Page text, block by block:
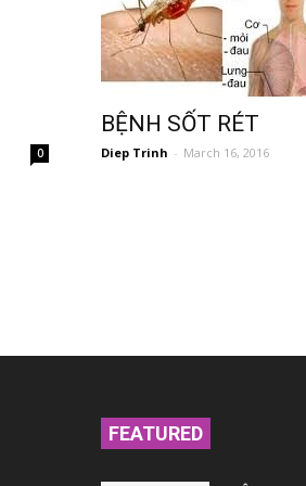
0
BỆNH SỐT RÉT
Diep Trinh - March 16, 2016
FEATURED